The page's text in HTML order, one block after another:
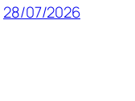
28/07/2026